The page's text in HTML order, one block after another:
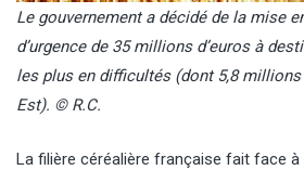
Le gouvernement a décidé de la mise
d’urgence de 35 millions d’euros à
les plus en difficultés (dont 5,8 millions
Est). © R.C.
La filière céréalière française fait face